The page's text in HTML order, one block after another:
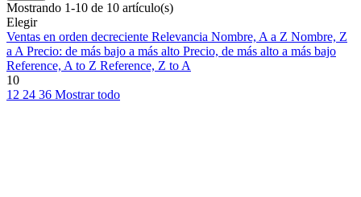
Mostrando 1-10 de 10 artículo(s)
Elegir
Ventas en orden decreciente Relevancia Nombre, A a Z Nombre, Z
a APrecio: de más bajo a más alto Precio, de más alto a más bajo
Reference, A to Z Reference, Z to A
10
12 24 36 Mostrar todo